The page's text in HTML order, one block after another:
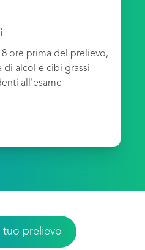
ore prima del prelievo,
di alcol e cibi grassi
all'esame
tuo prelievo